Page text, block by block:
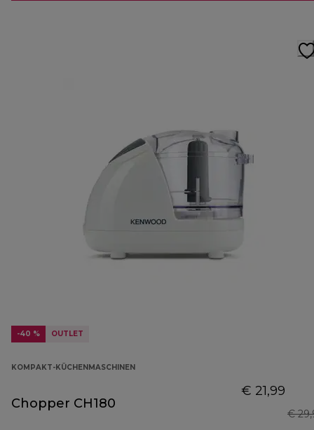
-40 % OUTLET
KOMPAKT-KÜCHENMASCHINEN
Chopper CH180
€ 21,99
€